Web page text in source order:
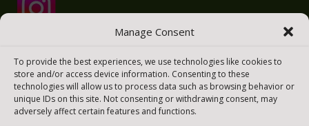
Manage Consent
To provide the best experiences, we use technologies like cookies to
store and/or access device information. Consenting to these
technologies will allow us to process data such as browsing behavior or
unique IDs on this site. Not consenting or withdrawing consent, may
adversely affect certain features and functions.